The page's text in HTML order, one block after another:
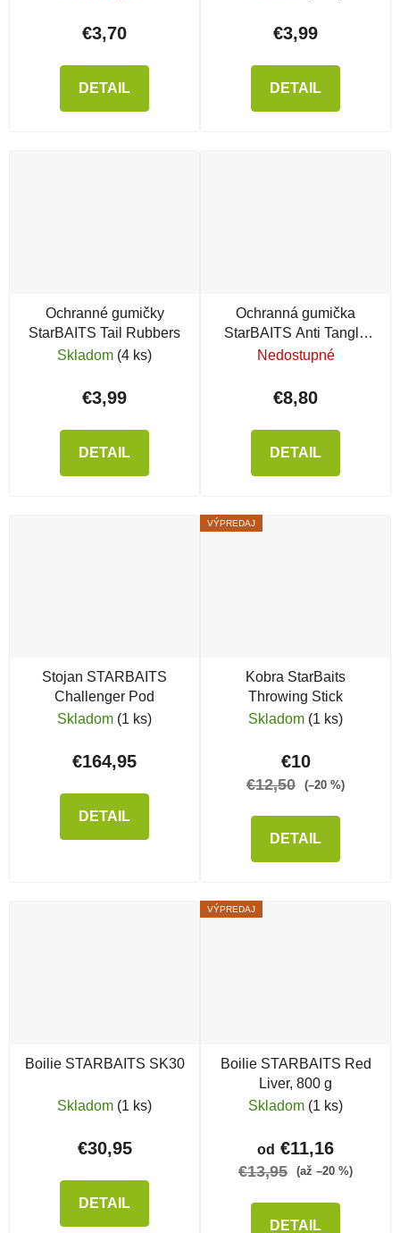
€3,70
DETAIL
€3,99
DETAIL
Ochranné gumičky
StarBAITS Tail Rubbers
Skladom (4 ks)
€3,99
DETAIL
Ochranná gumička
StarBAITS Anti Tangle
Sleeve Long
Nedostupné
€8,80
DETAIL
Stojan STARBAITS
Challenger Pod
Skladom (1 ks)
€164,95
DETAIL
VÝPREDAJ
Kobra StarBaits
Throwing Stick
Skladom (1 ks)
€10
€12,50 (–20 %)
DETAIL
Boilie STARBAITS SK30
Skladom (1 ks)
€30,95
DETAIL
VÝPREDAJ
Boilie STARBAITS Red
Liver, 800 g
Skladom (1 ks)
od €11,16
€13,95 (až –20 %)
DETAIL